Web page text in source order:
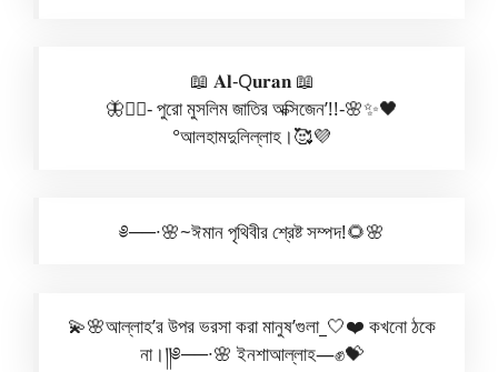
📖 𝐀𝐥-Q𝐮𝐫𝐚𝐧 📖
🦋◎⃝- পুরো মুসলিম জাতির অক্সিজেন’!!-🌸✨🖤
°আলহামদুলিল্লাহ।🥰💜
༅──∙🌸~ঈমান পৃথিবীর শ্রেষ্ট সম্পদ!🌻🌸
💫🌸আল্লাহ’র উপর ভরসা করা মানুষ’গুলা_ 🤍❤️ কখনো ঠকে
না।༎༅──∙🌸 ইনশাআল্লাহ—✊💝